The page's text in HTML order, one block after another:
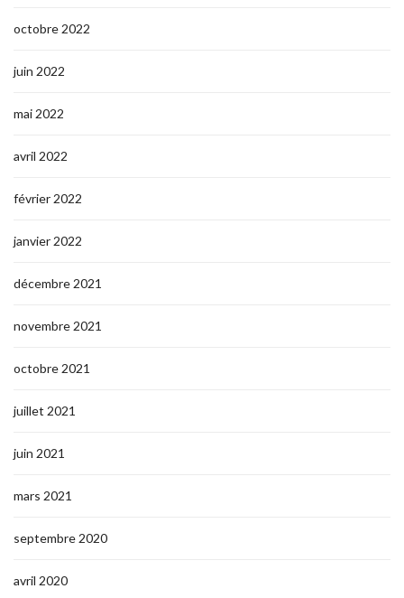
octobre 2022
juin 2022
mai 2022
avril 2022
février 2022
janvier 2022
décembre 2021
novembre 2021
octobre 2021
juillet 2021
juin 2021
mars 2021
septembre 2020
avril 2020